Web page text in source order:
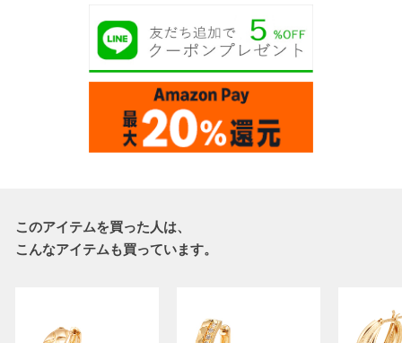
このアイテムを買った人は、
こんなアイテムも買っています。